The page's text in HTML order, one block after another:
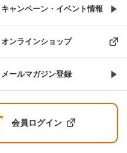
キャンペーン・イベント情報
オンラインショップ
メールマガジン登録
会員ログイン